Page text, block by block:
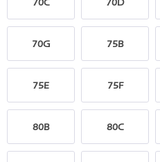
70C 70D
70G 75B
75E 75F
80B 80C